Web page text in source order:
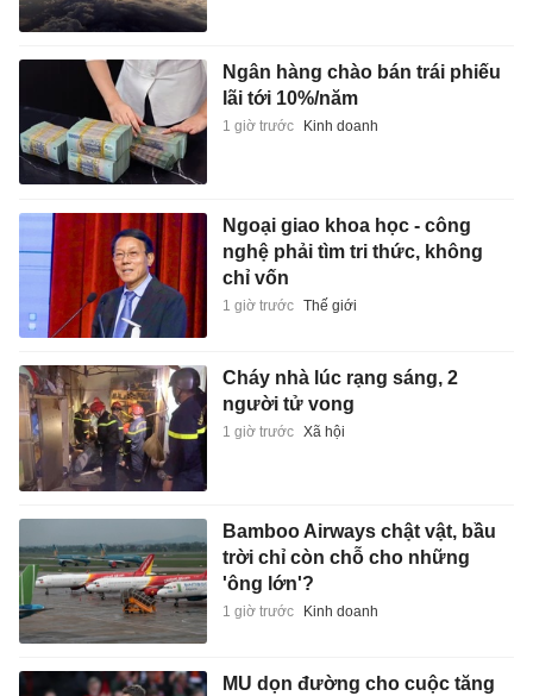
Ngân hàng chào bán trái phiếu
lãi tới 10%/năm
1 giờ trước Kinh doanh
Ngoại giao khoa học - công
nghệ phải tìm tri thức, không
chỉ vốn
1 giờ trước Thế giới
Cháy nhà lúc rạng sáng, 2
người tử vong
1 giờ trước Xã hội
Bamboo Airways chật vật, bầu
trời chỉ còn chỗ cho những
'ông lớn'?
1 giờ trước Kinh doanh
MU dọn đường cho cuộc tăng